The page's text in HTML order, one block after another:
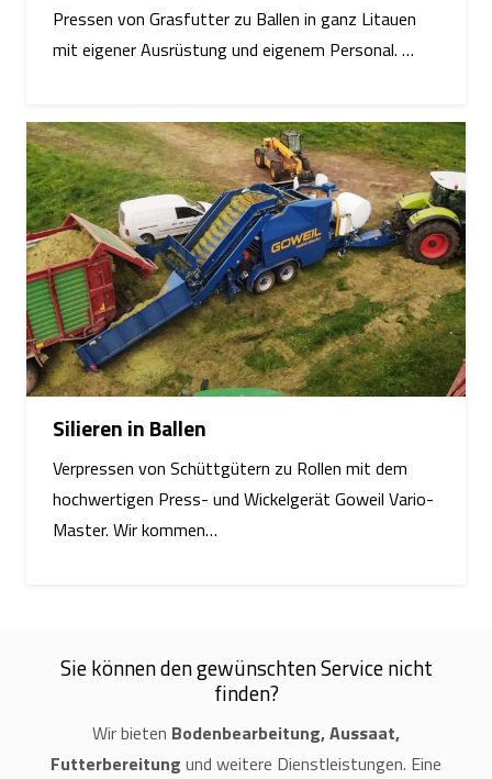
Pressen von Grasfutter zu Ballen in ganz Litauen
mit eigener Ausrüstung und eigenem Personal. …
Silieren in Ballen
Verpressen von Schüttgütern zu Rollen mit dem
hochwertigen Press- und Wickelgerät Goweil Vario-
Master. Wir kommen…
Sie können den gewünschten Service nicht
finden?
Wir bieten Bodenbearbeitung, Aussaat,
Futterbereitung und weitere Dienstleistungen. Eine